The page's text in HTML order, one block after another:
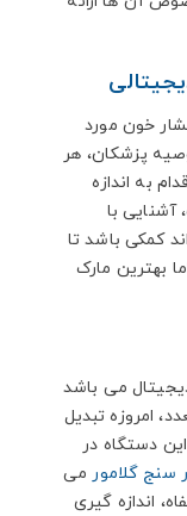
خون مورد
پزشکان، هر
به اندازه
با
کمکی باشد تا
بهترین مارک
می باشد
امروزه تبدیل
دستگاه در
سنج گلامور می
اندازه گیری